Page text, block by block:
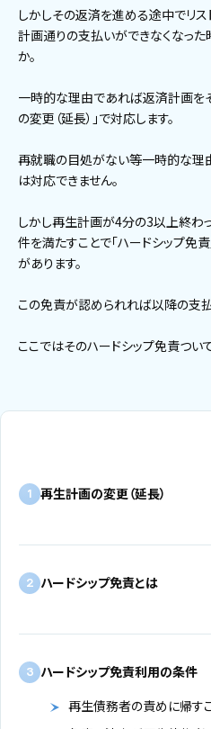
しかしその返済を進める途中でリ
計画通りの支払いができなくなっ
か。
一時的な理由であれば返済計画を
の変更（延長）」で対応します。
再就職の目処がない等一時的な理
は対応できません。
しかし再生計画が4分の3以上終わ
件を満たすことで「ハードシップ免
があります。
この免責が認められれば以降の支
ここではそのハードシップ免責つい
1 再生計画の変更（延長）
2 ハードシップ免責とは
3 ハードシップ免責利用の条件
再生債務者の責めに帰す